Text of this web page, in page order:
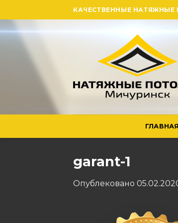
to
content
КАЧЕСТВЕННЫЕ
ГЛАВНАЯ
garant-1
Опублековано